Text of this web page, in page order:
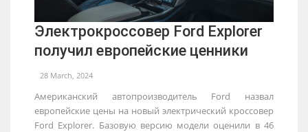
Электрокроссовер Ford Explorer
получил европейские ценники
28 March, 2024
Американский автопроизводитель Ford назвал
европейские цены на новый электрический кроссовер
Ford Explorer. Базовую версию модели оценили в 46